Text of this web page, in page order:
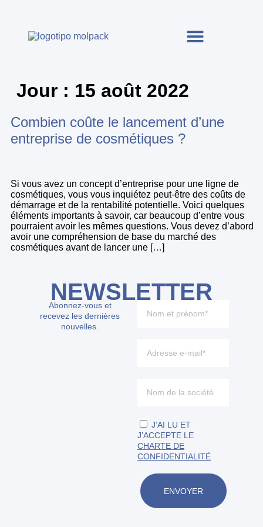
Jour : 15 août 2022
Combien coûte le lancement d’une
entreprise de cosmétiques ?
Si vous avez un concept d’entreprise pour une ligne de
cosmétiques, vous vous inquiétez peut-être des coûts de
démarrage et de la rentabilité potentielle. Voici quelques
éléments importants à savoir, car beaucoup d’entre vous
pourraient avoir les mêmes questions. Vous devez d’abord
avoir une compréhension de base du marché des
cosmétiques avant de lancer une […]
NEWSLETTER
Abonnez-vous et
recevez les dernières
nouvelles.
J’AI LU ET
J’ACCEPTE LE
CHARTE DE
CONFIDENTIALITÉ
ENVOYER